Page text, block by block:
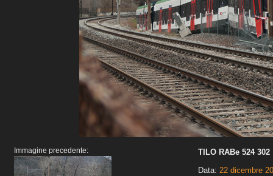
Immagine precedente:
TILO RABe 524 302
Data: 22 dicembre